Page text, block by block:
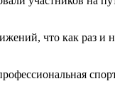
что как раз и